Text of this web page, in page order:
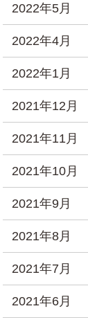
2022年5月
2022年4月
2022年1月
2021年12月
2021年11月
2021年10月
2021年9月
2021年8月
2021年7月
2021年6月